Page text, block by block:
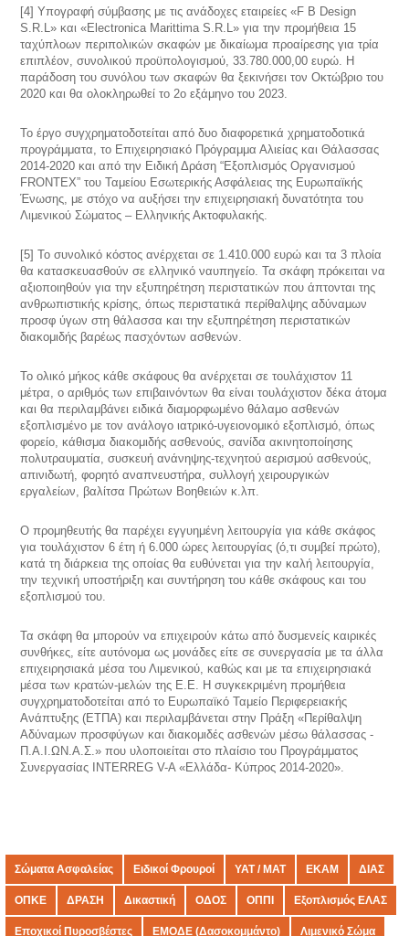
[4] Υπογραφή σύμβασης με τις ανάδοχες εταιρείες «F B Design
S.R.L» και «Electronica Marittima S.R.L» για την προμήθεια 15
ταχύπλοων περιπολικών σκαφών με δικαίωμα προαίρεσης για τρία
επιπλέον, συνολικού προϋπολογισμού, 33.780.000,00 ευρώ. Η
παράδοση του συνόλου των σκαφών θα ξεκινήσει τον Οκτώβριο του
2020 και θα ολοκληρωθεί το 2ο εξάμηνο του 2023.
Το έργο συγχρηματοδοτείται από δυο διαφορετικά χρηματοδοτικά
προγράμματα, το Επιχειρησιακό Πρόγραμμα Αλιείας και Θάλασσας
2014-2020 και από την Ειδική Δράση “Εξοπλισμός Οργανισμού
FRONTEX” του Ταμείου Εσωτερικής Ασφάλειας της Ευρωπαϊκής
Ένωσης, με στόχο να αυξήσει την επιχειρησιακή δυνατότητα του
Λιμενικού Σώματος – Ελληνικής Ακτοφυλακής.
[5] Το συνολικό κόστος ανέρχεται σε 1.410.000 ευρώ και τα 3 πλοία
θα κατασκευασθούν σε ελληνικό ναυπηγείο. Τα σκάφη πρόκειται να
αξιοποιηθούν για την εξυπηρέτηση περιστατικών που άπτονται της
ανθρωπιστικής κρίσης, όπως περιστατικά περίθαλψης αδύναμων
προσφ ύγων στη θάλασσα και την εξυπηρέτηση περιστατικών
διακομιδής βαρέως πασχόντων ασθενών.
Το ολικό μήκος κάθε σκάφους θα ανέρχεται σε τουλάχιστον 11
μέτρα, ο αριθμός των επιβαινόντων θα είναι τουλάχιστον δέκα άτομα
και θα περιλαμβάνει ειδικά διαμορφωμένο θάλαμο ασθενών
εξοπλισμένο με τον ανάλογο ιατρικό-υγειονομικό εξοπλισμό, όπως
φορείο, κάθισμα διακομιδής ασθενούς, σανίδα ακινητοποίησης
πολυτραυματία, συσκευή ανάνηψης-τεχνητού αερισμού ασθενούς,
απινιδωτή, φορητό αναπνευστήρα, συλλογή χειρουργικών
εργαλείων, βαλίτσα Πρώτων Βοηθειών κ.λπ.
Ο προμηθευτής θα παρέχει εγγυημένη λειτουργία για κάθε σκάφος
για τουλάχιστον 6 έτη ή 6.000 ώρες λειτουργίας (ό,τι συμβεί πρώτο),
κατά τη διάρκεια της οποίας θα ευθύνεται για την καλή λειτουργία,
την τεχνική υποστήριξη και συντήρηση του κάθε σκάφους και του
εξοπλισμού του.
Τα σκάφη θα μπορούν να επιχειρούν κάτω από δυσμενείς καιρικές
συνθήκες, είτε αυτόνομα ως μονάδες είτε σε συνεργασία με τα άλλα
επιχειρησιακά μέσα του Λιμενικού, καθώς και με τα επιχειρησιακά
μέσα των κρατών-μελών της Ε.Ε. H συγκεκριμένη προμήθεια
συγχρηματοδοτείται από το Ευρωπαϊκό Ταμείο Περιφερειακής
Ανάπτυξης (ΕΤΠΑ) και περιλαμβάνεται στην Πράξη «Περίθαλψη
Αδύναμων προσφύγων και διακομιδές ασθενών μέσω θάλασσας -
Π.Α.Ι.ΩΝ.Α.Σ.» που υλοποιείται στο πλαίσιο του Προγράμματος
Συνεργασίας INTERREG V-A «Ελλάδα- Κύπρος 2014-2020».
Σώματα Ασφαλείας Ειδικοί Φρουροί ΥΑΤ / ΜΑΤ ΕΚΑΜ ΔΙΑΣ
ΟΠΚΕ ΔΡΑΣΗ Δικαστική ΟΔΟΣ ΟΠΠΙ Εξοπλισμός ΕΛΑΣ
Εποχικοί Πυροσβέστες ΕΜΟΔΕ (Δασοκομμάντο) Λιμενικό Σώμα